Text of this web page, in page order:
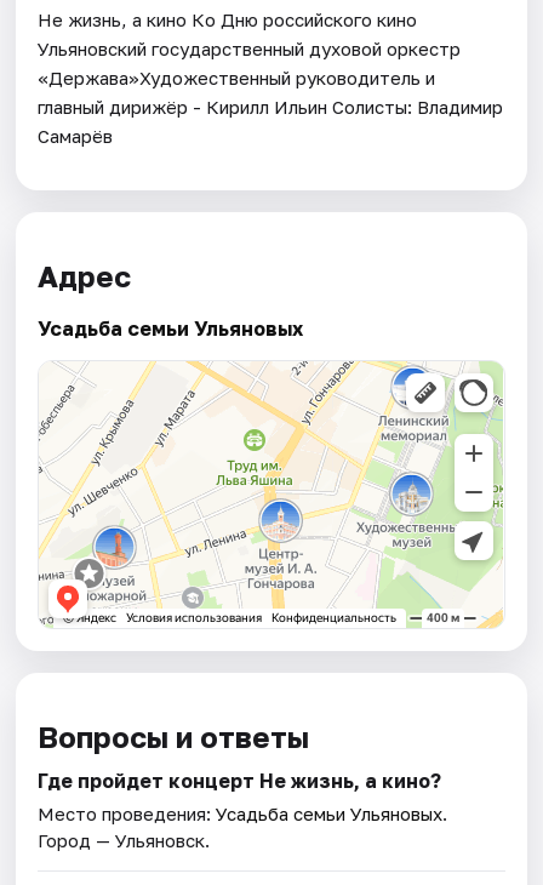
Не жизнь, а кино Ко Дню российского кино
Ульяновский государственный духовой оркестр
«Держава»Художественный руководитель и
главный дирижёр - Кирилл Ильин Солисты: Владимир
Самарёв
Адрес
Усадьба семьи Ульяновых
Вопросы и ответы
Где пройдет концерт Не жизнь, а кино?
Место проведения:Усадьба семьи Ульяновых.
Город — Ульяновск.